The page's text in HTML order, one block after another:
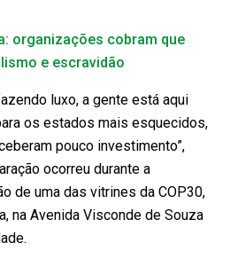
organizações cobram que
e escravidão
luxo, a gente está aqui
os estados mais esquecidos,
pouco investimento”,
ocorreu durante a
de uma das vitrines da COP30,
na Avenida Visconde de Souza